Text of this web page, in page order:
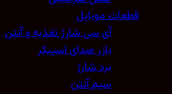
قطعات موبایل
آی سی شارژ تغذیه و آنتن
بازر صدای اسپیکر
برد شارژ
سیم آنتن